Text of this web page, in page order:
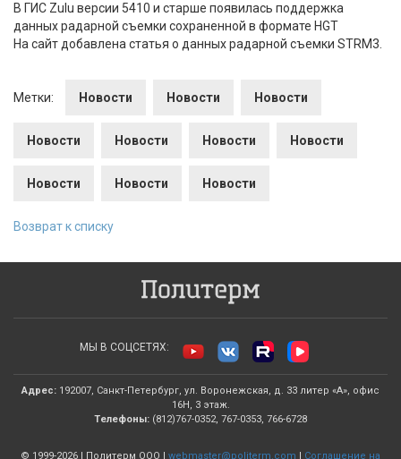
В ГИС Zulu версии 5410 и старше появилась поддержка
данных радарной съемки сохраненной в формате HGT
На сайт добавлена статья о данных радарной съемки STRM3.
Метки: Новости Новости Новости
Новости Новости Новости Новости
Новости Новости Новости
Возврат к списку
МЫ В СОЦСЕТЯХ:
Адрес: 192007, Санкт-Петербург, ул. Воронежская, д. 33 литер «А», офис
16Н, 3 этаж.
Телефоны: (812)767-0352, 767-0353, 766-6728
© 1999-2026 | Политерм ООО | webmaster@politerm.com | Соглашение на